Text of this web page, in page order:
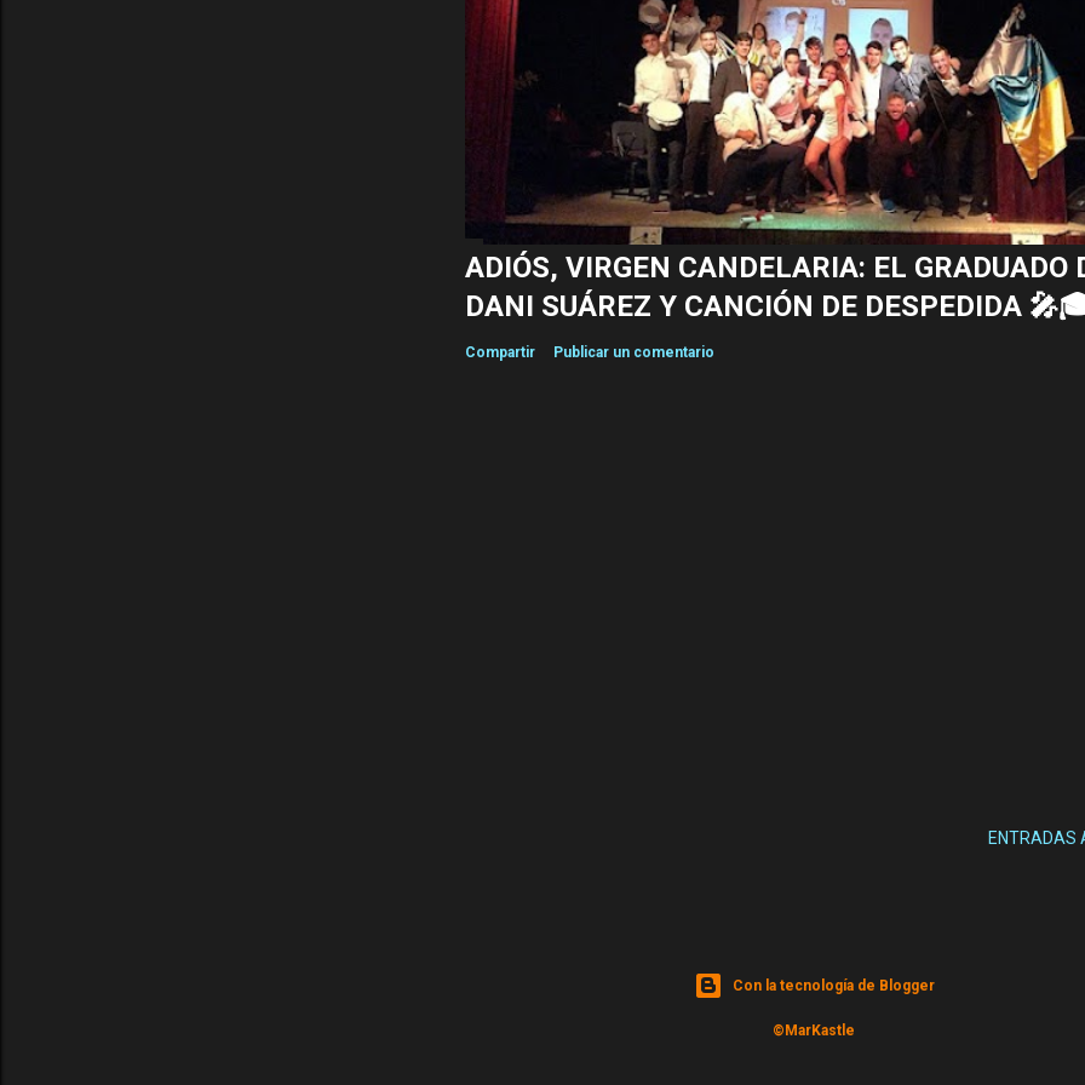
a
ADIÓS, VIRGEN CANDELARIA: EL GRADUADO
DANI SUÁREZ Y CANCIÓN DE DESPEDIDA
Compartir Publicar un comentario
ENTRADAS
Con la tecnología de Blogger
©MarKastle